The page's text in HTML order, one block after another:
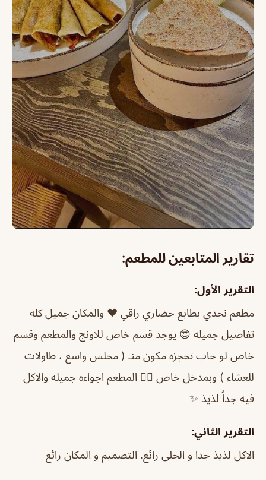
تقارير المتابعين للمطعم:
التقرير الأول:
مطعم نجدي بطابع حضاري راقي ❤️ والمكان جميل كله
تفاصيل جميله 😍 يوجد قسم خاص للاونج والمطعم وقسم
خاص لو حاب تحجزه مكون منـ ( مجلس واسع ، طاولات
للعشاء ) وبمدخل خاص 👍🏼 المطعم اجواءه جميله والاكل
فيه جداً لذيذ ✨
التقرير الثاني:
الاكل لذيذ جدا و الحلى رائع. التصميم و المكان رائع